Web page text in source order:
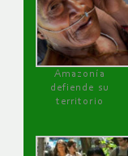
Amazonía
defiende su
territorio